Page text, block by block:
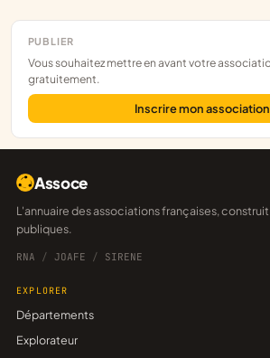
PUBLIER
Vous souhaitez mettre en avant votre association ? Inscrivez-la
gratuitement.
Inscrire mon association
Assoce
L'annuaire des associations françaises, construit sur les données
publiques.
RNA / JOAFE / SIRENE
EXPLORER
Départements
Explorateur